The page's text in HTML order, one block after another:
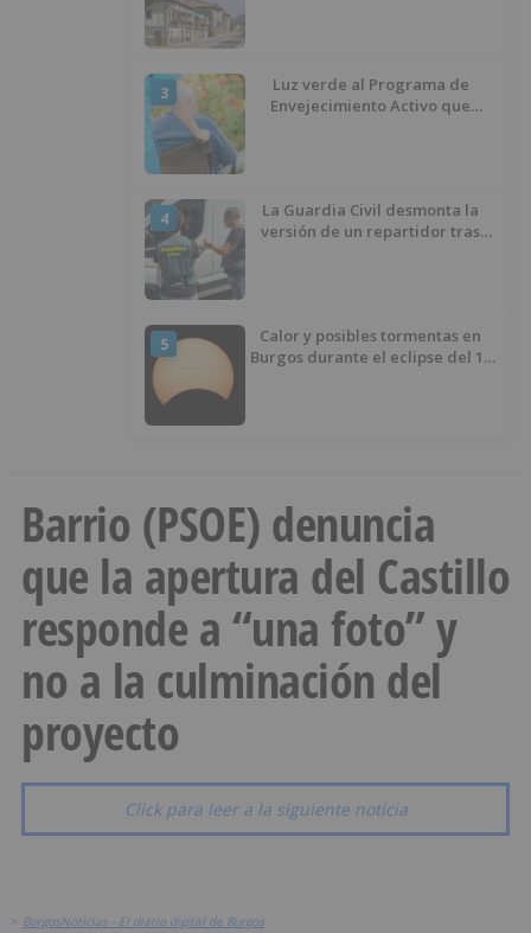
3
Luz verde al Programa de
Envejecimiento Activo que
4
La Guardia Civil desmonta la
versión de un repartidor tras
5
Calor y posibles tormentas en
Burgos durante el eclipse del 12
Barrio (PSOE) denuncia
que la apertura del Castillo
responde a “una foto” y
no a la culminación del
proyecto
Click para leer a la siguiente noticia
> BurgosNoticias - El diario digital de Burgos